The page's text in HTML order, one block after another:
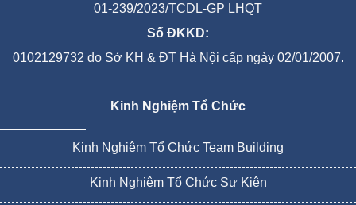
01-239/2023/TCDL-GP LHQT
Số ĐKKD:
0102129732 do Sở KH & ĐT Hà Nội cấp ngày 02/01/2007.
Kinh Nghiệm Tổ Chức
Kinh Nghiệm Tổ Chức Team Building
Kinh Nghiệm Tổ Chức Sự Kiện